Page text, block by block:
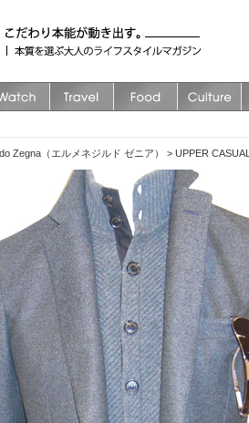
Zegna（エルメネジルド ゼニア） > UPPER